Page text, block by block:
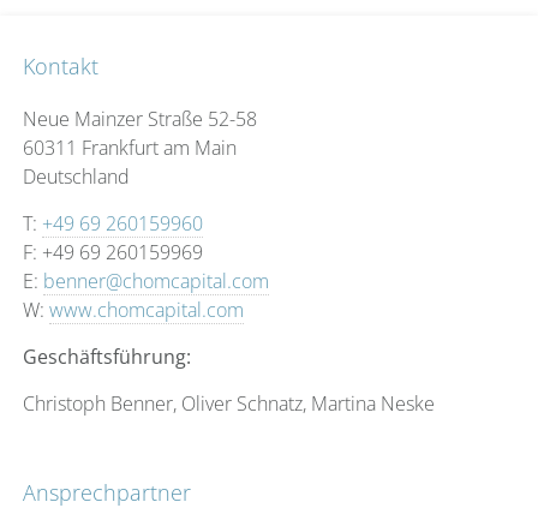
Kontakt
Neue Mainzer Straße 52-58
60311 Frankfurt am Main
Deutschland
T: +49 69 260159960
F: +49 69 260159969
E: benner@chomcapital.com
W:www.chomcapital.com
Geschäftsführung:
Christoph Benner, Oliver Schnatz, Martina Neske
Ansprechpartner